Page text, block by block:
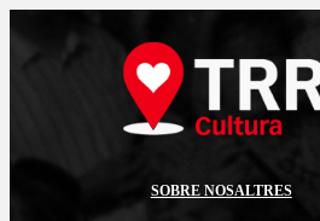
SOBRE NOSALTRES